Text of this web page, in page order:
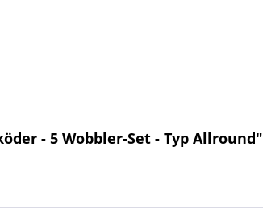
- 5 Wobbler-Set - Typ Allround"